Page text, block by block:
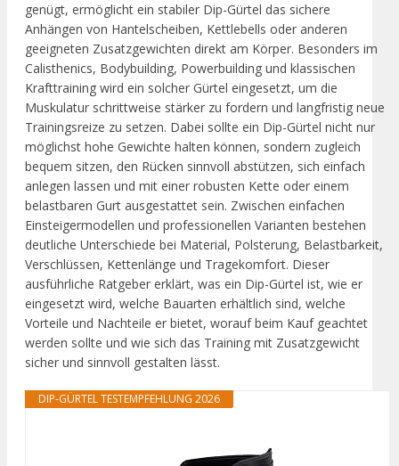
genügt, ermöglicht ein stabiler Dip-Gürtel das sichere
Anhängen von Hantelscheiben, Kettlebells oder anderen
geeigneten Zusatzgewichten direkt am Körper. Besonders im
Calisthenics, Bodybuilding, Powerbuilding und klassischen
Krafttraining wird ein solcher Gürtel eingesetzt, um die
Muskulatur schrittweise stärker zu fordern und langfristig neue
Trainingsreize zu setzen. Dabei sollte ein Dip-Gürtel nicht nur
möglichst hohe Gewichte halten können, sondern zugleich
bequem sitzen, den Rücken sinnvoll abstützen, sich einfach
anlegen lassen und mit einer robusten Kette oder einem
belastbaren Gurt ausgestattet sein. Zwischen einfachen
Einsteigermodellen und professionellen Varianten bestehen
deutliche Unterschiede bei Material, Polsterung, Belastbarkeit,
Verschlüssen, Kettenlänge und Tragekomfort. Dieser
ausführliche Ratgeber erklärt, was ein Dip-Gürtel ist, wie er
eingesetzt wird, welche Bauarten erhältlich sind, welche
Vorteile und Nachteile er bietet, worauf beim Kauf geachtet
werden sollte und wie sich das Training mit Zusatzgewicht
sicher und sinnvoll gestalten lässt.
DIP-GÜRTEL TESTEMPFEHLUNG 2026